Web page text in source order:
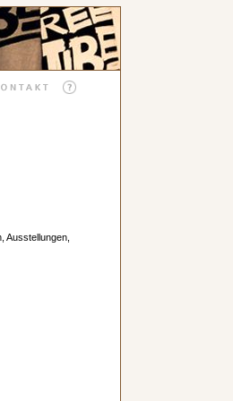
Ausstellungen,